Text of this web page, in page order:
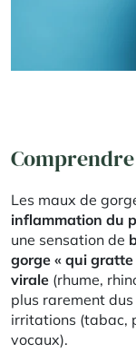
Les maux de
inflammation du
une sensation de
gorge « qui gratte
virale (rhume,
plus rarement
irritations (tabac,
vocaux).​